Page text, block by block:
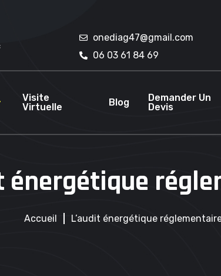
onediag47@gmail.com
06 03 61 84 69
Visite
Virtuelle
Blog
Demander Un
Devis
énergétique
Accueil L’audit énergétique